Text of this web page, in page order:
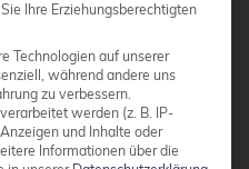
Management
zum 26. Oktober
Prag der Open
Ihre Erziehungsberechtigten
Technologien auf unserer
während andere uns
zu verbessern.
werden (z. B. IP-
und Inhalte oder
Informationen über die